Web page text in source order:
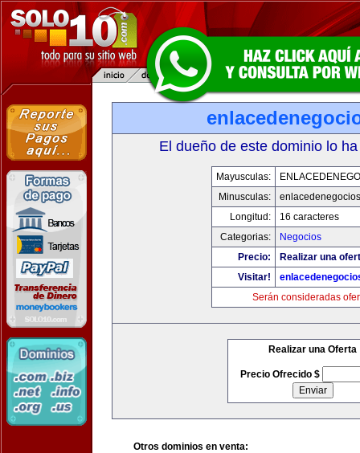
El dueño de este dominio lo
Mayusculas:
Minusculas:
Longitud:
16 caracteres
Categorias:
Negocios
Precio:
Realizar una
Visitar!
Serán consideradas
Realizar una Oferta
Precio Ofrecido $
Otros dominios en venta: